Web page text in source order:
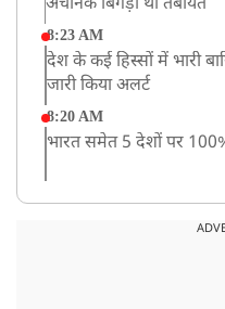
8:23 AM
देश के कई हिस्सों में भारी
जारी किया अलर्ट
8:20 AM
भारत समेत 5 देशों पर
PM मोदी आज IIT दिल्ली के